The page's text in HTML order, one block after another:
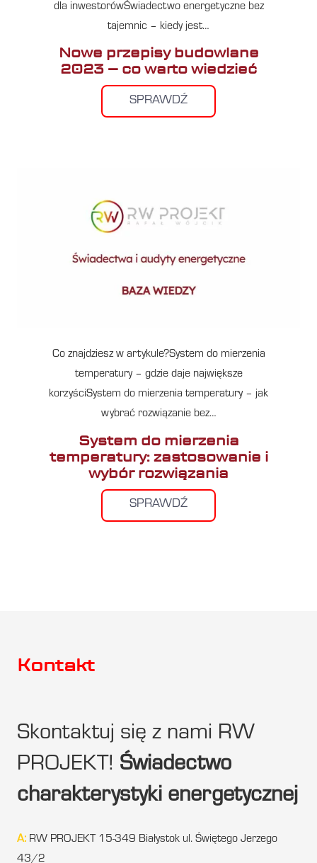
dla inwestorówŚwiadectwo energetyczne bez
tajemnic – kiedy jest…
Nowe przepisy budowlane
2023 – co warto wiedzieć
SPRAWDŹ
Co znajdziesz w artykule?System do mierzenia
temperatury – gdzie daje największe
korzyściSystem do mierzenia temperatury – jak
wybrać rozwiązanie bez…
System do mierzenia
temperatury: zastosowanie i
wybór rozwiązania
SPRAWDŹ
Kontakt
Skontaktuj się z nami RW
PROJEKT! Świadectwo
charakterystyki energetycznej
A: RW PROJEKT 15-349 Białystok ul. Świętego Jerzego
43/2